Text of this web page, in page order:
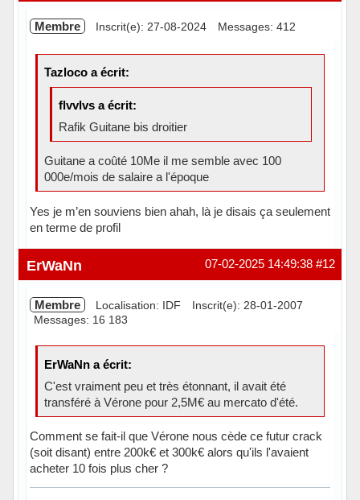
Membre Inscrit(e): 27-08-2024 Messages: 412
Tazloco a écrit:
flvvlvs a écrit:
Rafik Guitane bis droitier
Guitane a coûté 10Me il me semble avec 100
000e/mois de salaire a l'époque
Yes je m’en souviens bien ahah, là je disais ça seulement
en terme de profil
Hors ligne #12
07-02-2025 14:49:38
ErWaNn
Membre Localisation: IDF
Inscrit(e): 28-01-2007
Messages: 16 183
ErWaNn a écrit:
C'est vraiment peu et très étonnant, il avait été
transféré à Vérone pour 2,5M€ au mercato d'été.
Comment se fait-il que Vérone nous cède ce futur crack
(soit disant) entre 200k€ et 300k€ alors qu'ils l'avaient
acheter 10 fois plus cher ?